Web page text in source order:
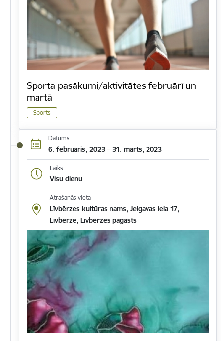
Sporta pasākumi/aktivitātes februārī un
martā
Sports
Datums
6. februāris, 2023 – 31. marts, 2023
Laiks
Visu dienu
Atrašanās vieta
Līvbērzes kultūras nams, Jelgavas iela 17,
Līvbērze, Līvbērzes pagasts